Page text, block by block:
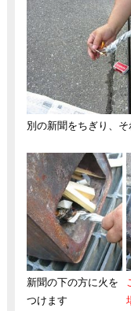
別の新聞をちぎり、
新聞の下の方に火を
つけます